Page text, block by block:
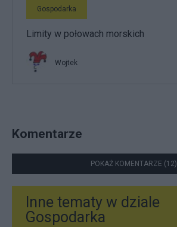
Gospodarka
Limity w połowach morskich
Wojtek
Komentarze
POKAŻ KOMENTARZE (12)
Inne tematy w dziale
Gospodarka